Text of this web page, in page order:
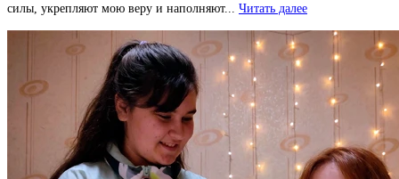
силы, укрепляют мою веру и наполняют... Читать далее